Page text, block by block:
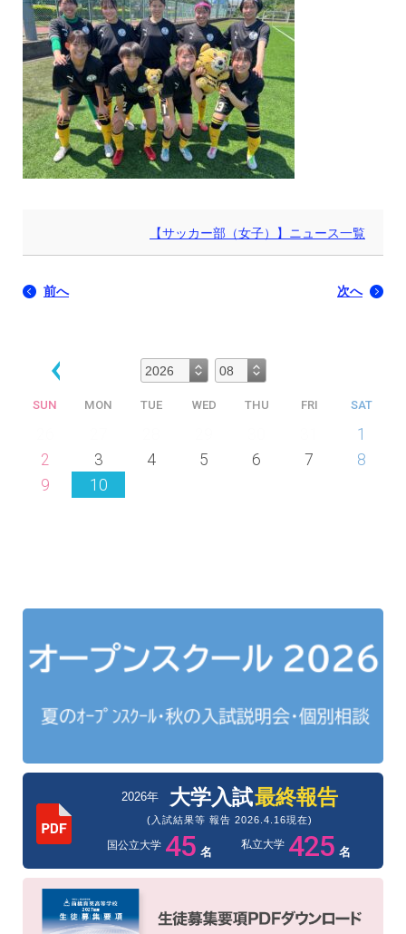
【サッカー部（女子）】ニュース一覧
前へ 次へ
SUN MON TUE WED THU FRI SAT
1
2
3 4 5 6 7
8
9
10
2026年 大学入試最終報告
(入試結果等 報告 2026.4.16現在)
国公立大学 45 名
私立大学 425 名